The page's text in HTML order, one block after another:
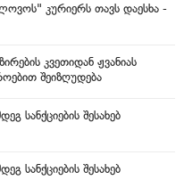
კურიერს თავს დაესხა -
კვეთიდან ჟვანიას
შეიზღუდება
სანქციების შესახებ
სანქციების შესახებ